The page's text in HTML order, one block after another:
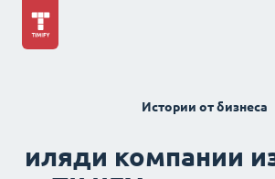
Истории от бизнеса
иляди компании